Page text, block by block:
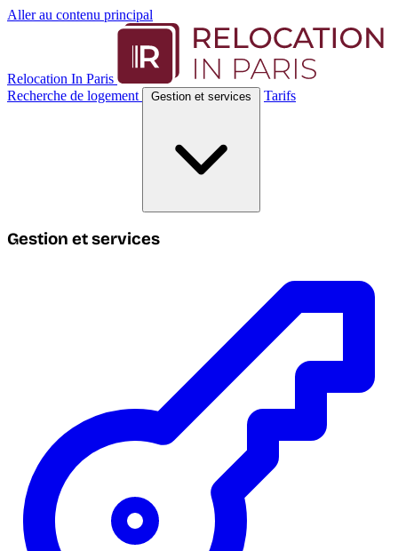
Aller au contenu principal
Relocation In Paris
Recherche de logement
Gestion et services Tarifs
Gestion et services